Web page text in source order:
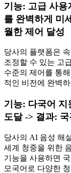
기능: 고급 사용
를 완벽하게 미
월한 제어 달성
당사의 플랫폼은
조정할 수 있는 고
수준의 제어를 통
적인 비전에 완벽
기능: 다국어 지
도달 -> 결과:
당사의 AI 음성 해
세계 청중을 위한
기능을 사용하면
모국어로 다양한